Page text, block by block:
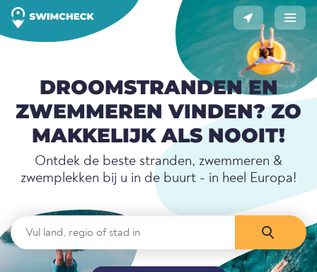
DROOMSTRANDEN EN
ZWEMMEREN VINDEN? ZO
MAKKELIJK ALS NOOIT!
Ontdek de beste stranden, zwemmeren &
zwemplekken bij u in de buurt - in heel Europa!